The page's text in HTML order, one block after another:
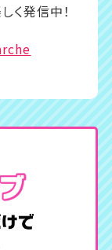
く発信中！
コンテン